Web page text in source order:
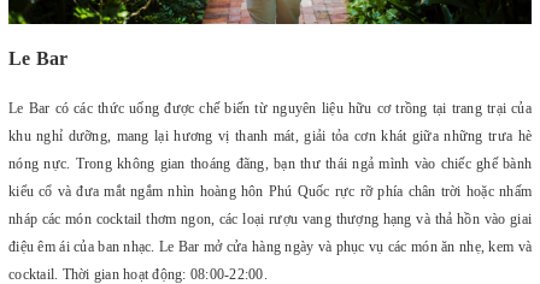
Le Bar
Le Bar có các thức uống được chế biến từ nguyên liệu hữu cơ trồng tại trang trại của
khu nghỉ dưỡng, mang lại hương vị thanh mát, giải tỏa cơn khát giữa những trưa hè
nóng nực. Trong không gian thoáng đãng, bạn thư thái ngả mình vào chiếc ghế bành
kiểu cổ và đưa mắt ngắm nhìn hoàng hôn Phú Quốc rực rỡ phía chân trời hoặc nhấm
nháp các món cocktail thơm ngon, các loại rượu vang thượng hạng và thả hồn vào giai
điệu êm ái của ban nhạc. Le Bar mở cửa hàng ngày và phục vụ các món ăn nhẹ, kem và
cocktail. Thời gian hoạt động: 08:00-22:00.